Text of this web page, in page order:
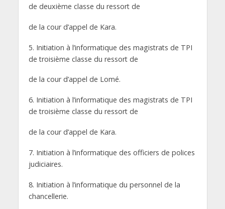
de deuxième classe du ressort de
de la cour d’appel de Kara.
5. Initiation à l’informatique des magistrats de TPI
de troisième classe du ressort de
de la cour d’appel de Lomé.
6. Initiation à l’informatique des magistrats de TPI
de troisième classe du ressort de
de la cour d’appel de Kara.
7. Initiation à l’informatique des officiers de polices
judiciaires.
8. Initiation à l’informatique du personnel de la
chancellerie.